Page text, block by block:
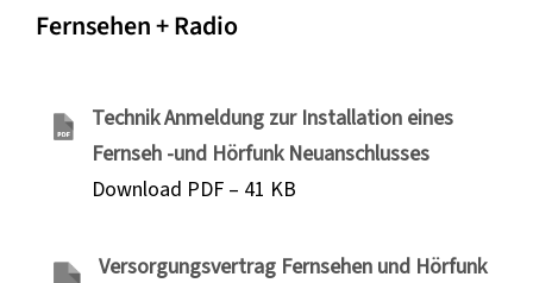
Fernsehen + Radio
Technik Anmeldung zur Installation eines
Fernseh -und Hörfunk Neuanschlusses
Download PDF – 41 KB
Versorgungsvertrag Fernsehen und Hörfunk